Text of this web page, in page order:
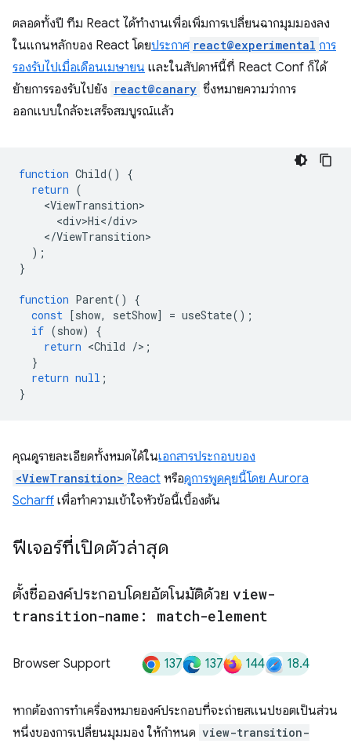
ตลอดทั้งปี ทีม React ได้ทำงานเพื่อเพิ่มการเปลี่ยนฉากมุมมองลง
ในแกนหลักของ React โดยประกาศ react@experimental การ
รองรับไปเมื่อเดือนเมษายน และในสัปดาห์นี้ที่ React Conf ก็ได้
ย้ายการรองรับไปยัง react@canary ซึ่งหมายความว่าการ
ออกแบบใกล้จะเสร็จสมบูรณ์แล้ว
function Child()
{
return (
<ViewTransition
<div>Hi</div
</ViewTransition
);
}
function Parent()
{
const [show, setShow] = useState();
if (show)
{
return <Child /> ;
}
return null ;
}
คุณดูรายละเอียดทั้งหมดได้ในเอกสารประกอบของ
<ViewTransition> React หรือดูการพูดคุยนี้โดย Aurora
Scharff เพื่อทำความเข้าใจหัวข้อนี้เบื้องต้น
ฟีเจอร์ที่เปิดตัวล่าสุด
ตั้งชื่อองค์ประกอบโดยอัตโนมัติด้วย view-
transition-name: match-element
Browser Support 137 137 144 18.4
หากต้องการทำเครื่องหมายองค์ประกอบที่จะถ่ายสแนปชอตเป็นส่วน
หนึ่งของการเปลี่ยนมุมมอง ให้กำหนด view-transition-